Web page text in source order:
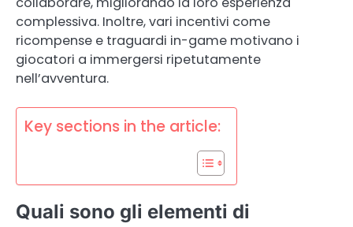
complessiva. Inoltre, vari incentivi come
ricompense e traguardi in-game motivano i
giocatori a immergersi ripetutamente
nell’avventura.
Key sections in the article:
Quali sono gli elementi di